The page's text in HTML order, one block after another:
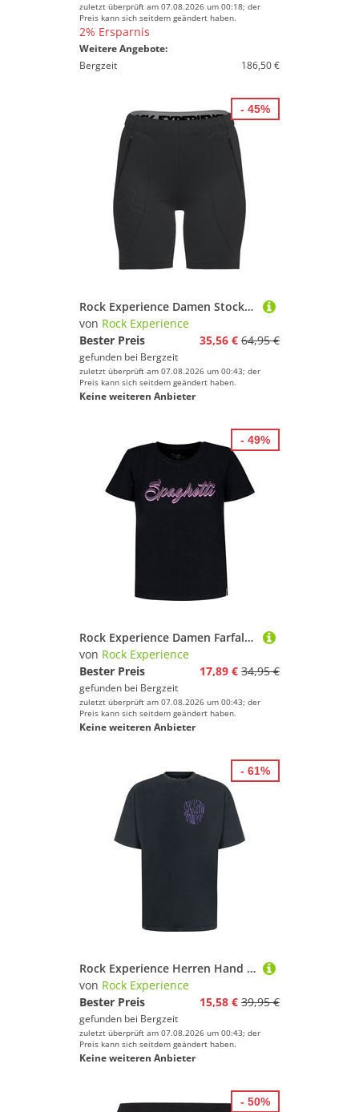
zuletzt überprüft am 07.08.2026 um 00:18; der
Preis kann sich seitdem geändert haben.
2% Ersparnis
Weitere Angebote:
Bergzeit
186,50 €
Rock Experience Damen Stockhorn Shorts
von Rock Experience
Bester Preis
35,56 € 64,95 €
gefunden bei Bergzeit
zuletzt überprüft am 07.08.2026 um 00:43; der
Preis kann sich seitdem geändert haben.
Keine weiteren Anbieter
- 45%
Rock Experience Damen Farfalle T-Shirt
von Rock Experience
Bester Preis
17,89 € 34,95 €
gefunden bei Bergzeit
zuletzt überprüft am 07.08.2026 um 00:43; der
Preis kann sich seitdem geändert haben.
Keine weiteren Anbieter
- 49%
Rock Experience Herren Hand T-Shirt
von Rock Experience
Bester Preis
15,58 € 39,95 €
gefunden bei Bergzeit
zuletzt überprüft am 07.08.2026 um 00:43; der
Preis kann sich seitdem geändert haben.
Keine weiteren Anbieter
- 61%
- 50%